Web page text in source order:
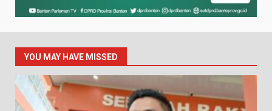
YOU MAY HAVE MISSED